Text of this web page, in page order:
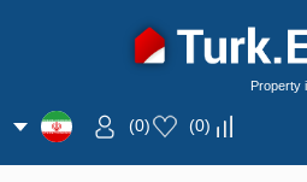
Property
(
0
)
(
0
)